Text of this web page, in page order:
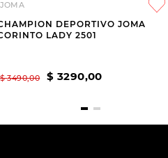
JOMA
DEPORTIVO JOMA
LADY 2501
$ 3490,00 $ 3290,00